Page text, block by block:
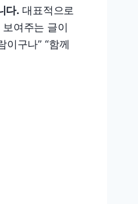
다. 대표적으로
여주는 글이
구나” “함께